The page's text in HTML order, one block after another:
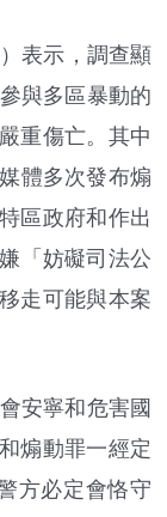
表示，調查顯
與多區暴動的
重傷亡。其中
體多次發布煽
區政府和作出
「妨礙司法公
走可能與本案
安寧和危害國
煽動罪一經定
方必定會恪守